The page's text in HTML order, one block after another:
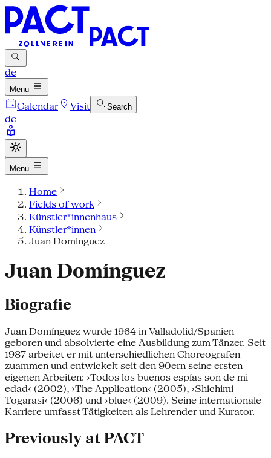
de
Menu
Calendar Visit Search
de
Menu
Home
Fields of work
Künstler*innenhaus
Künstler*innen
Juan Domínguez
Juan Domínguez
Biografie
Juan Domínguez wurde 1964 in Valladolid/Spanien
geboren und absolvierte eine Ausbildung zum Tänzer. Seit
1987 arbeitet er mit unterschiedlichen Choreografen
zuammen und entwickelt seit den 90ern seine ersten
eigenen Arbeiten: ›Todos los buenos espías son de mi
edad‹ (2002), ›The Application‹ (2005), ›Shichimi
Togarasi‹ (2006) und ›blue‹ (2009). Seine internationale
Karriere umfasst Tätigkeiten als Lehrender und Kurator.
Previously at PACT